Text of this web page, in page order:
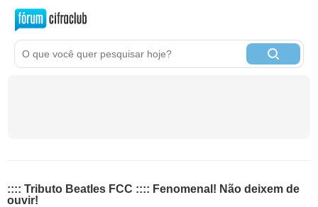
:::: Tributo Beatles FCC :::: Fenomenal! Não deixem de
ouvir!